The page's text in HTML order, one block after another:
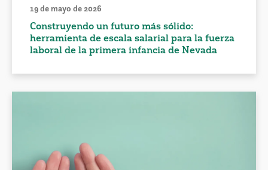
19 de mayo de 2026
Construyendo un futuro más sólido:
herramienta de escala salarial para la fuerza
laboral de la primera infancia de Nevada